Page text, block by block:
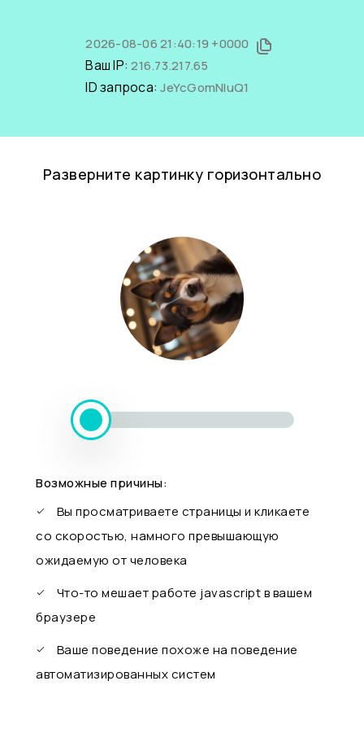
2026-08-06 21:40:19 +0000
Ваш IP:216.73.217.65
ID запроса:JeYcGomNluQ1
Разверните картинку горизонтально
Возможные причины:
Вы просматриваете страницы и кликаете
со скоростью, намного превышающую
ожидаемую от человека
Что-то мешает работе javascript в вашем
браузере
Ваше поведение похоже на поведение
автоматизированных систем